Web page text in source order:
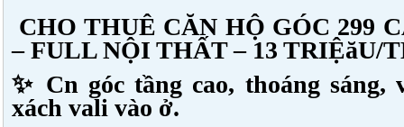
CHO THUÊ CĂN HỘ GÓC 299
– FULL NỘI THẤT – 13 TRIỆăU/
✨ Cn góc tầng cao, thoáng sáng,
xách vali vào ở.